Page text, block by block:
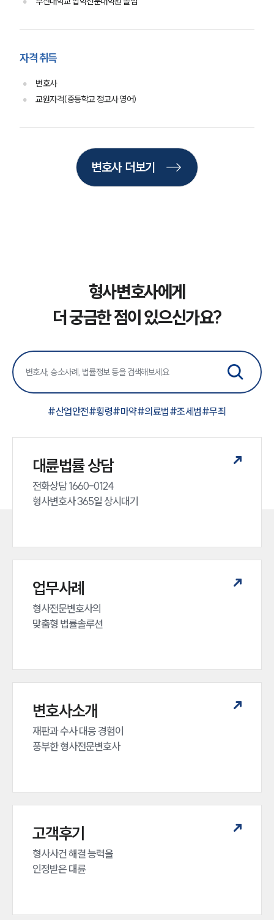
법률지식인
형사소송·상담후기
업무분야
형사그룹 업무
전체
소식/자료
언론보도
공지사항
법률서식
뉴스레터/브로슈어
세미나
대륜법률상담예약
자격 취득
변호사
교원자격(중등학교 정교사 영어)
변호사 더보기
형사변호사에게
더 궁금한 점이 있으신가요?
#산업안전#횡령#마약#의료법#조세범#무죄
대륜법률 상담
전화상담 1660-0124
형사변호사 365일 상시대기
업무사례
형사전문변호사의
맞춤형 법률솔루션
변호사소개
재판과 수사 대응 경험이
풍부한 형사전문변호사
고객후기
형사사건 해결 능력을
인정받은 대륜